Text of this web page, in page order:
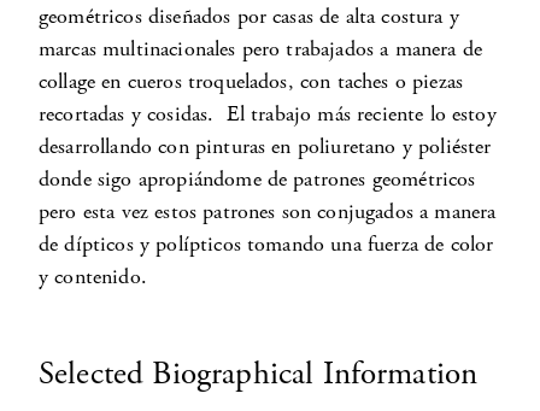
geométricos diseñados por casas de alta costura y
marcas multinacionales pero trabajados a manera de
collage en cueros troquelados, con taches o piezas
recortadas y cosidas. El trabajo más reciente lo estoy
desarrollando con pinturas en poliuretano y poliéster
donde sigo apropiándome de patrones geométricos
pero esta vez estos patrones son conjugados a manera
de dípticos y polípticos tomando una fuerza de color
y contenido.
Selected Biographical Information